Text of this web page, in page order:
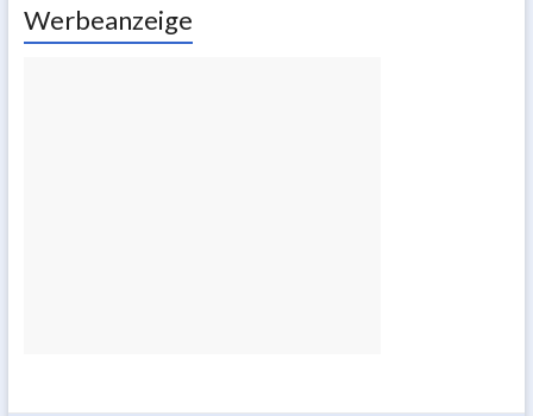
Werbeanzeige